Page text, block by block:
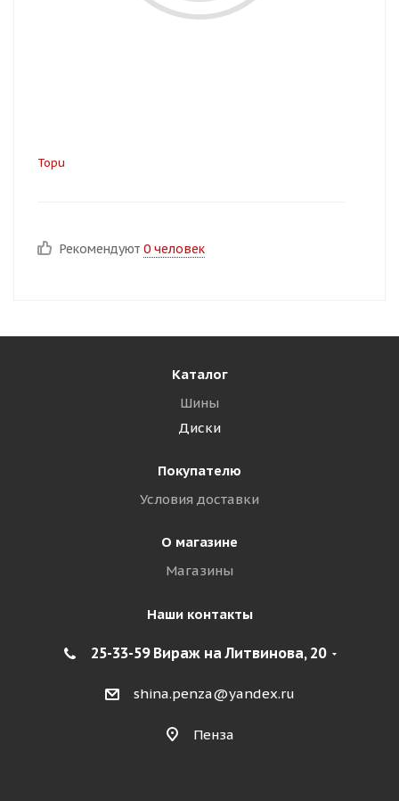
Topu
Рекомендуют 0 человек
Каталог
Шины
Диски
Покупателю
Условия доставки
О магазине
Магазины
Наши контакты
25-33-59 Вираж на Литвинова, 20
shina.penza@yandex.ru
Пенза